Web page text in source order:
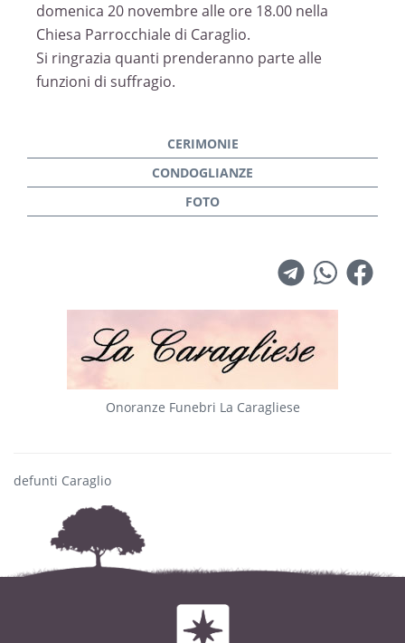
domenica 20 novembre alle ore 18.00 nella
Chiesa Parrocchiale di Caraglio.
Si ringrazia quanti prenderanno parte alle
funzioni di suffragio.
Onoranze Funebri La Caragliese
defunti Caraglio